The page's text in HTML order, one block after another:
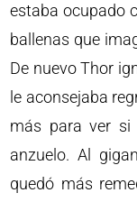
estaba ocupado
ballenas que
De nuevo Thor
le aconsejaba
más para ver si
anzuelo. Al
quedó más